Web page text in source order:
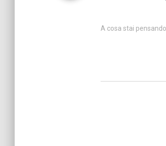
A cosa stai